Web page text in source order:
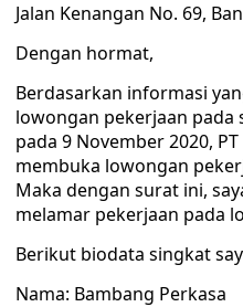
Jalan Kenangan No. 69,
Dengan hormat,
Berdasarkan informasi
lowongan pekerjaan pada
pada 9 November 2020,
membuka lowongan
Maka dengan surat ini,
melamar pekerjaan pada
Berikut biodata singkat
Nama: Bambang Perkasa